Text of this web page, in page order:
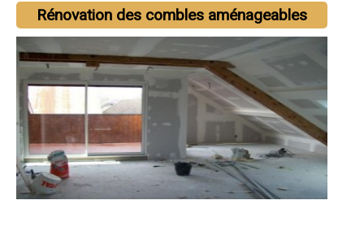
Rénovation des combles aménageables